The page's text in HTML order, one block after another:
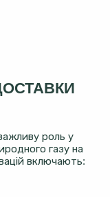
роль у
газу на
включають: